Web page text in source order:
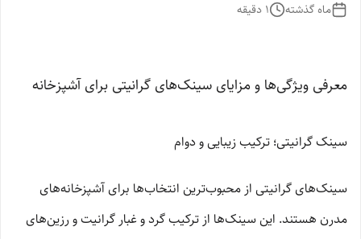
ماه گذشته 1 دقیقه
معرفی ویژگی‌ها و مزایای سینک‌های گرانیتی برای آشپزخانه
سینک گرانیتی؛ ترکیب زیبایی و دوام
سینک‌های گرانیتی از محبوب‌ترین انتخاب‌ها برای آشپزخانه‌های
مدرن هستند. این سینک‌ها از ترکیب گرد و غبار گرانیت و رزین‌های